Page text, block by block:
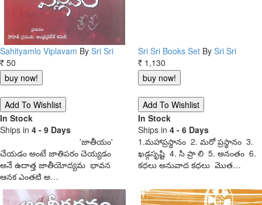
Sahityamlo Viplavam By Sri Sri
Rs. 50
In Stock
Ships in 4 - 9 Days
'జాతీయం'
చేయడం అంటే జాతిపరం చెయ్యడం
అనే ఉదాత్త జాతీయోద్యమ భావన
ఆనక ఎంతటి అ…
Sri Sri Books Set By Sri Sri
Rs. 1,130
In Stock
Ships in 4 - 6 Days
1.మహాప్రస్థానం 2. మరో ప్రస్థానం 3.
ఖడ్గసృష్టి 4. సి ప్రా లి 5. అనంతం 6.
కధలు అనువాద కధలు మొత…